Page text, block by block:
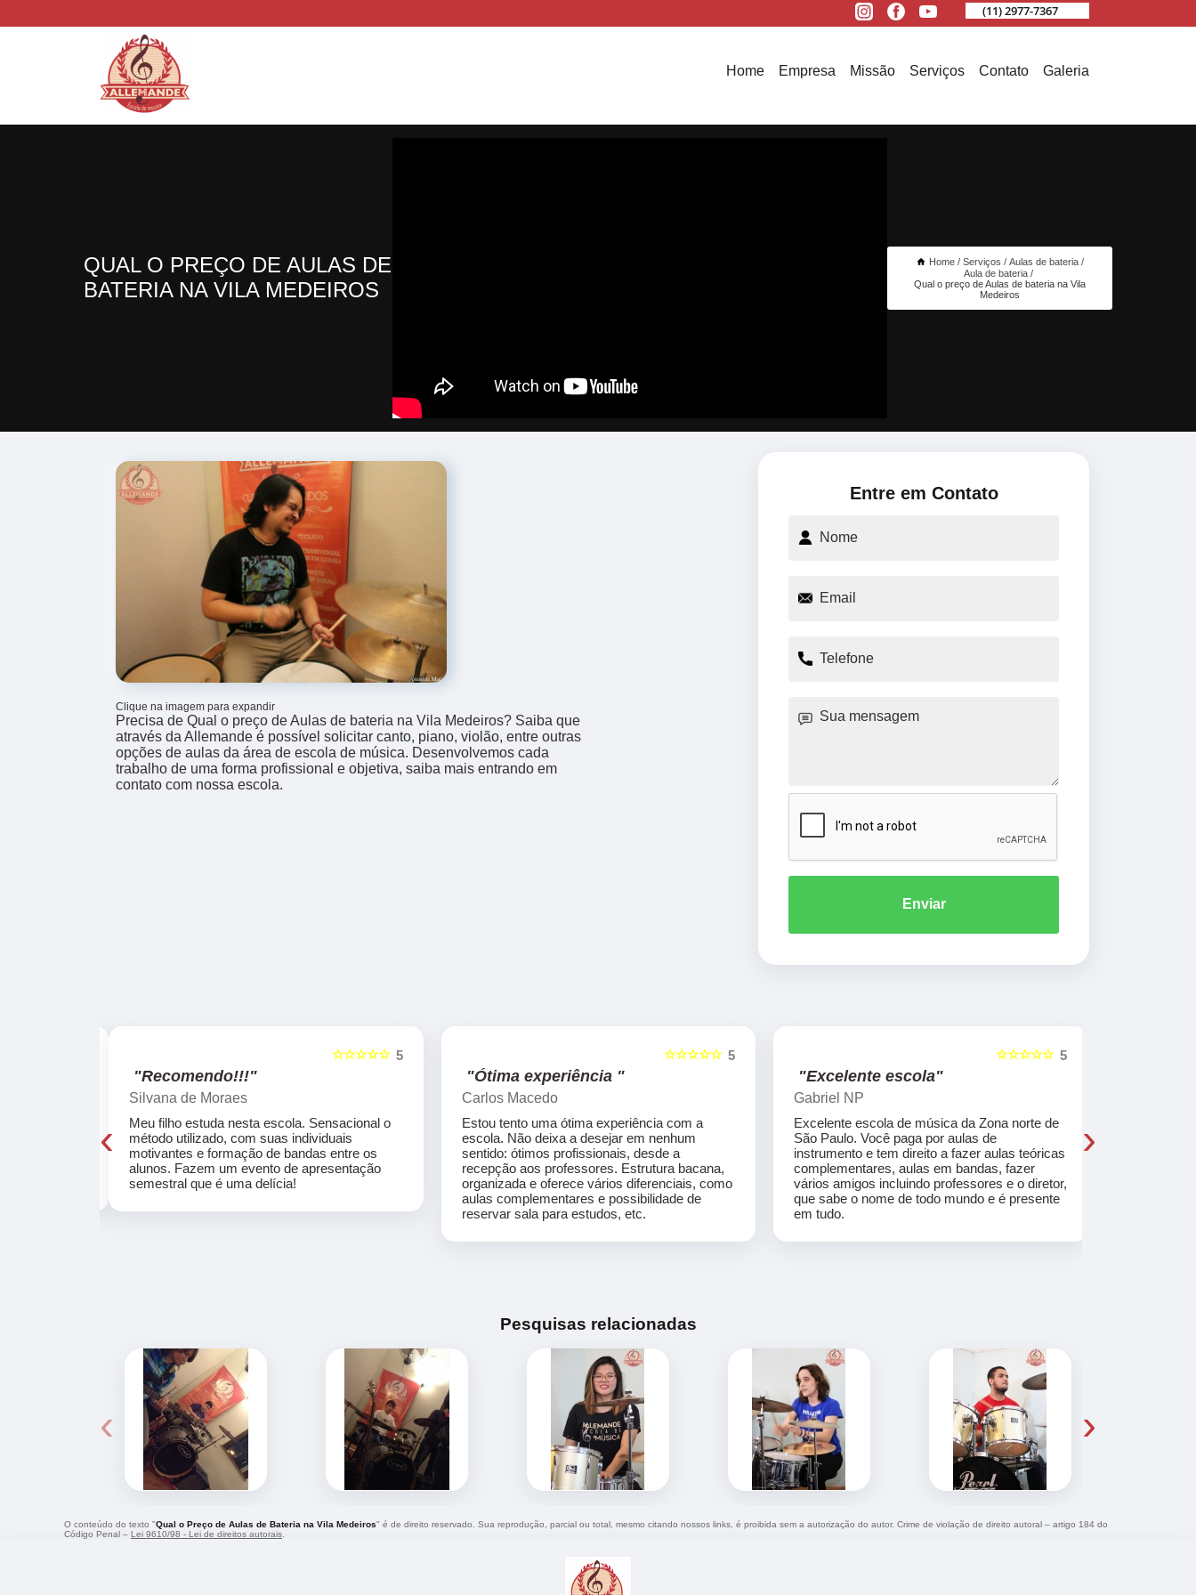
(11) 2977-7367
Home Empresa Missão Serviços Contato Galeria
QUAL O PREÇO DE AULAS DE
BATERIA NA VILA MEDEIROS
Home Serviços
Aulas de bateria
Aula de bateria
Qual o preço de Aulas de bateria na Vila
Medeiros
Clique na imagem para expandir
Precisa de Qual o preço de Aulas de bateria na Vila Medeiros? Saiba que
através da Allemande é possível solicitar canto, piano, violão, entre outras
opções de aulas da área de escola de música. Desenvolvemos cada
trabalho de uma forma profissional e objetiva, saiba mais entrando em
contato com nossa escola.
Entre em Contato
Enviar
5
☆☆☆☆☆
"Recomendo!!!"
Silvana de Moraes
Meu filho estuda nesta escola. Sensacional o
método utilizado, com suas individuais
motivantes e formação de bandas entre os
alunos. Fazem um evento de apresentação
semestral que é uma delícia!
5
☆☆☆☆☆
"Ótima experiência "
Carlos Macedo
Estou tento uma ótima experiência com a
escola. Não deixa a desejar em nenhum
sentido: ótimos profissionais, desde a
recepção aos professores. Estrutura bacana,
organizada e oferece vários diferenciais, como
aulas complementares e possibilidade de
reservar sala para estudos, etc.
5
☆☆☆☆☆
"Excelente escola"
Gabriel NP
Excelente escola de música da Zona norte de
São Paulo. Você paga por aulas de
instrumento e tem direito a fazer aulas teóricas
complementares, aulas em bandas, fazer
vários amigos incluindo professores e o diretor,
que sabe o nome de todo mundo e é presente
em tudo.
‹ ›
Pesquisas relacionadas
‹ ›
O conteúdo do texto "Qual o Preço de Aulas de Bateria na Vila Medeiros" é de direito reservado. Sua reprodução, parcial ou total, mesmo citando nossos links, é proibida sem a autorização do autor. Crime de violação de direito autoral – artigo 184 do
Código Penal – Lei 9610/98 - Lei de direitos autorais